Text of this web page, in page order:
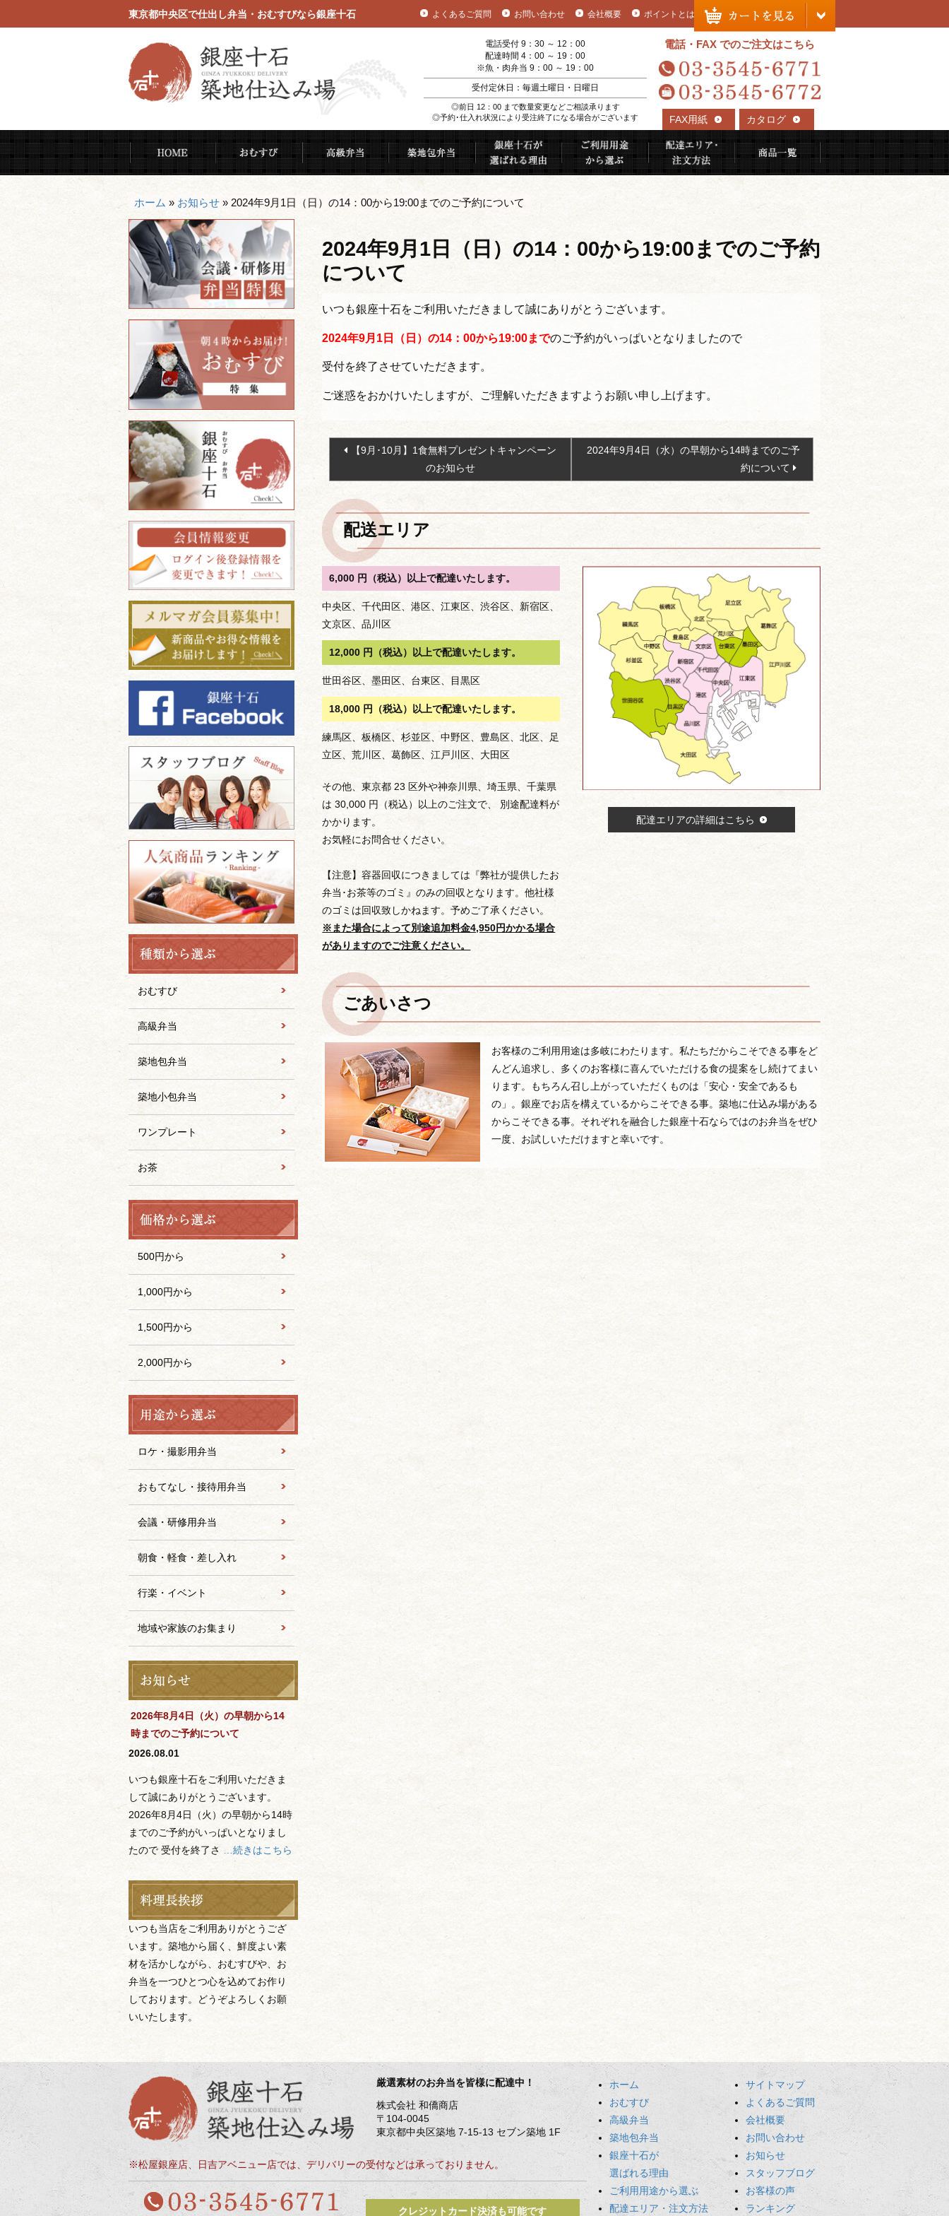
東京都中央区で仕出し弁当・おむすびなら銀座十石 よくあるご質問 お問い合わせ 会社概要 ポイントとは
電話受付 9：30 ～ 12：00
配達時間 4：00 ～ 19：00
※魚・肉弁当 9：00 ～ 19：00
受付定休日：毎週土曜日・日曜日
◎前日 12：00 まで数量変更などご相談承ります
◎予約･仕入れ状況により受注終了になる場合がございます
電話・FAX でのご注文はこちら
FAX用紙
カタログ
ン
テ
HOME おむすび 高級弁当 築地包弁当 銀座十石が選ばれる理由ご利用用途から選ぶ 配達エリア・注文方法商品一覧
ホーム » お知らせ » 2024年9月1日（日）の14：00から19:00までのご予約について
2024年9月1日（日）の14：00から19:00までのご予約
について
いつも銀座十石をご利用いただきまして誠にありがとうございます。
2024年9月1日（日）の14：00から19:00までのご予約がいっぱいとなりましたので
受付を終了させていただきます。
ご迷惑をおかけいたしますが、ご理解いただきますようお願い申し上げます。
投
ナ
ビ
ゲ
ー
シ
ョ
ン
【9月･10月】1食無料プレゼントキャンペーン
のお知らせ
2024年9月4日（水）の早朝から14時までのご予
約について
配送エリア
6,000 円（税込）以上で配達いたします。
中央区、千代田区、港区、江東区、渋谷区、新宿区、
文京区、品川区
12,000 円（税込）以上で配達いたします。
世田谷区、墨田区、台東区、目黒区
18,000 円（税込）以上で配達いたします。
練馬区、板橋区、杉並区、中野区、豊島区、北区、足
立区、荒川区、葛飾区、江戸川区、大田区
その他、東京都 23 区外や神奈川県、埼玉県、千葉県
は 30,000 円（税込）以上のご注文で、 別途配達料が
かかります。
お気軽にお問合せください。
【注意】容器回収につきましては『弊社が提供したお
弁当･お茶等のゴミ』のみの回収となります。他社様
のゴミは回収致しかねます。予めご了承ください。
※また場合によって別途追加料金4,950円かかる場合
がありますのでご注意ください。
配達エリアの詳細はこちら
ごあいさつ
お客様のご利用用途は多岐にわたります。私たちだからこそできる事をど
んどん追求し、多くのお客様に喜んでいただける食の提案をし続けてまい
ります。もちろん召し上がっていただくものは「安心・安全であるも
の」。銀座でお店を構えているからこそできる事。築地に仕込み場がある
からこそできる事。それぞれを融合した銀座十石ならではのお弁当をぜひ
一度、お試しいただけますと幸いです。
種類から選ぶ
おむすび
高級弁当
築地包弁当
築地小包弁当
ワンプレート
お茶
価格から選ぶ
500円から
1,000円から
1,500円から
2,000円から
ロケ・撮影用弁当
おもてなし・接待用弁当
会議・研修用弁当
朝食・軽食・差し入れ
行楽・イベント
地域や家族のお集まり
お知らせ
2026年8月4日（火）の早朝から14
時までのご予約について
2026.08.01
いつも銀座十石をご利用いただきま
して誠にありがとうございます。
2026年8月4日（火）の早朝から14時
までのご予約がいっぱいとなりまし
たので 受付を終了さ
…続きはこちら
いつも当店をご利用ありがとうござ
います。築地から届く、鮮度よい素
材を活かしながら、おむすびや、お
弁当を一つひとつ心を込めてお作り
しております。どうぞよろしくお願
いいたします。
厳選素材のお弁当を皆様に配達中！
株式会社 和僑商店
〒104-0045
東京都中央区築地 7-15-13 セブン築地 1F
※松屋銀座店、日吉アベニュー店では、デリバリーの受付などは承っておりません。
クレジットカード決済も可能です
ホーム
おむすび
高級弁当
築地包弁当
銀座十石が
選ばれる理由
ご利用用途から選ぶ
配達エリア・注文方法
サイトマップ
よくあるご質問
会社概要
お問い合わせ
お知らせ
スタッフブログ
お客様の声
ランキング